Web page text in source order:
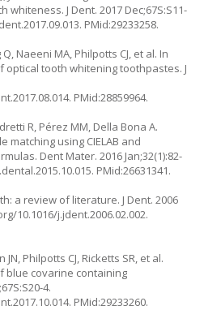
J Dent. 2017 Dec;67S:S11-
PMid:29233258.
Naeeni MA, Philpotts CJ, et al. In
tooth whitening toothpastes. J
PMid:28859964.
R, Pérez MM, Della Bona A.
using CIELAB and
Dent Mater. 2016 Jan;32(1):82-
PMid:26631341.
a review of literature. J Dent. 2006
10.1016/j.jdent.2006.02.002.
Philpotts CJ, Ricketts SR, et al.
blue covarine containing
4.
PMid:29233260.